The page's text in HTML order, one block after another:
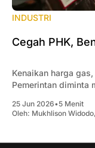
INDUSTRI
Cegah PHK,
Kenaikan harga
Pemerintan diminta
25 Jun 2026•5 Menit
Oleh: Mukhlison Widodo,